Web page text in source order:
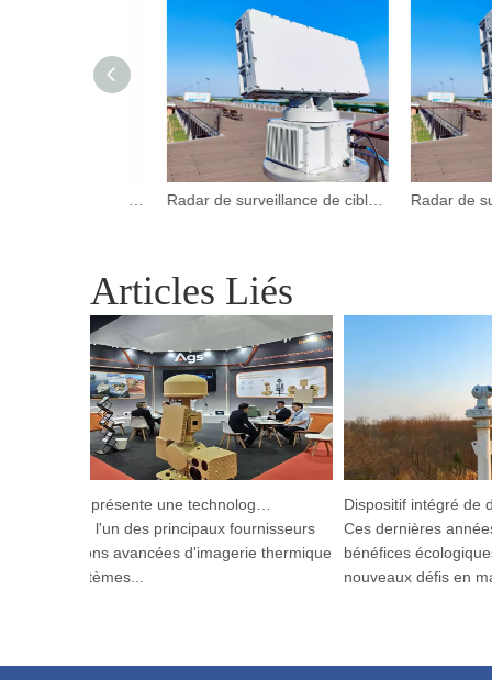
Radar de surveillance de cibles à basse altitude pour la dissuasion des oiseaux dans les aéroports
Articles Liés
Argustec présente une technologie C-UAS et thermique de pointe à KL
Argustec, l'un des principaux fournisseurs
de solutions avancées d'imagerie thermique
et de systèmes...
Ces dernières années,
bénéfices écologiques
nouveaux défis en